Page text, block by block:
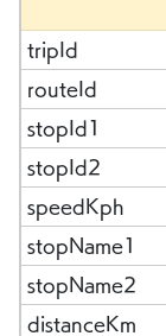
tripId
routeId
stopId1
stopId2
speedKph
stopName1
stopName2
distanceKm